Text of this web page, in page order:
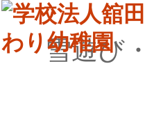
雪遊び